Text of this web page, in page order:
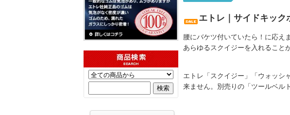
エトレ｜サイドキック
腰にバケツ付いていたら！に応え
あらゆるスクイジーを入れること
エトレ「スクイジー」「ウォッシ
来ません。別売りの「ツールベル